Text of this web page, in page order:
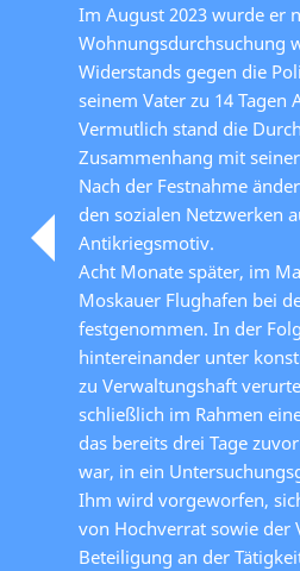
Im August 2023 wurde er
Wohnungsdurchsuchung
Widerstands gegen die
seinem Vater zu 14 Tagen
Vermutlich stand die
Zusammenhang mit
Nach der Festnahme
den sozialen Netzwerken
Antikriegsmotiv.
Acht Monate später, im
Moskauer Flughafen bei
festgenommen. In der
hintereinander unter
zu Verwaltungshaft
schließlich im Rahmen
das bereits drei Tage
war, in ein
Ihm wird vorgeworfen,
von Hochverrat sowie der
Beteiligung an der